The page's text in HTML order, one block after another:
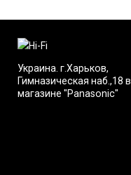
Украина. г.Харьков,
Гимназическая наб.,18 в
магазине "Panasonic"